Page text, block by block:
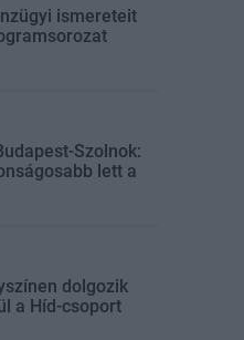
ismereteit
Szolnok:
lett a
dolgozik
a Híd-csoport